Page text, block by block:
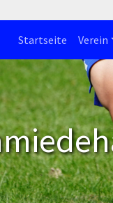
Startseite Verein